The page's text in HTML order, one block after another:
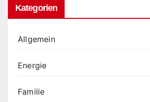
Kategorien
Allgemein
Energie
Familie